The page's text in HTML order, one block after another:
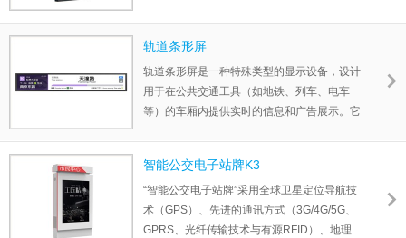
乘客提供实时准确的车辆到站预报、多媒体视
频播放、实时视频监控、乘客反馈建议和多种
信息发布服务。
轨道条形屏
轨道条形屏是一种特殊类型的显示设备，设计
用于在公共交通工具（如地铁、列车、电车
等）的车厢内提供实时的信息和广告展示。它
轨道条形屏为乘客提供了实时信息和吸引人的
广告展示，提升了乘客的乘车体验，并为广告
商提供了一个有效的推广渠道。它们在公共交
通工具中广泛应用，为乘客提供了方便的信息
智能公交电子站牌K3
“智能公交电子站牌”采用全球卫星定位导航技
术（GPS）、先进的通讯方式（3G/4G/5G、
GPRS、光纤传输技术与有源RFID）、地理